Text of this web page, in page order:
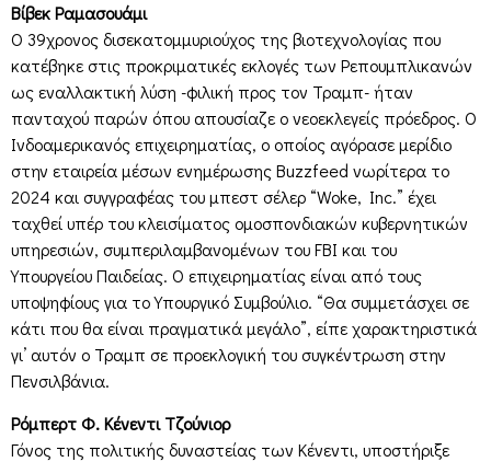
Βίβεκ Ραμασουάμι
Ο 39χρονος δισεκατομμυριούχος της βιοτεχνολογίας που
κατέβηκε στις προκριματικές εκλογές των Ρεπουμπλικανών
ως εναλλακτική λύση -φιλική προς τον Τραμπ- ήταν
πανταχού παρών όπου απουσίαζε ο νεοεκλεγείς πρόεδρος. Ο
Ινδοαμερικανός επιχειρηματίας, ο οποίος αγόρασε μερίδιο
στην εταιρεία μέσων ενημέρωσης Buzzfeed νωρίτερα το
2024 και συγγραφέας του μπεστ σέλερ “Woke, Inc.” έχει
ταχθεί υπέρ του κλεισίματος ομοσπονδιακών κυβερνητικών
υπηρεσιών, συμπεριλαμβανομένων του FBI και του
Υπουργείου Παιδείας. Ο επιχειρηματίας είναι από τους
υποψηφίους για το Υπουργικό Συμβούλιο. “Θα συμμετάσχει σε
κάτι που θα είναι πραγματικά μεγάλο”, είπε χαρακτηριστικά
γι’ αυτόν ο Τραμπ σε προεκλογική του συγκέντρωση στην
Πενσιλβάνια.
Ρόμπερτ Φ. Κένεντι Τζούνιορ
Γόνος της πολιτικής δυναστείας των Κένεντι, υποστήριξε